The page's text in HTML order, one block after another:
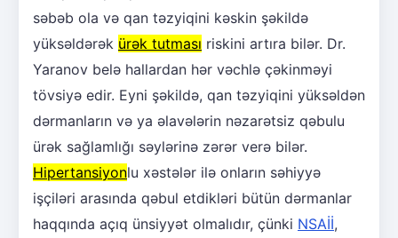
səbəb ola və qan təzyiqini kəskin şəkildə
yüksəldərək ürək tutması riskini artıra bilər. Dr.
Yaranov belə hallardan hər vəchlə çəkinməyi
tövsiyə edir. Eyni şəkildə, qan təzyiqini yüksəldən
dərmanların və ya əlavələrin nəzarətsiz qəbulu
ürək sağlamlığı səylərinə zərər verə bilər.
Hipertansiyonlu xəstələr ilə onların səhiyyə
işçiləri arasında qəbul etdikləri bütün dərmanlar
haqqında açıq ünsiyyət olmalıdır, çünki NSAİİ,